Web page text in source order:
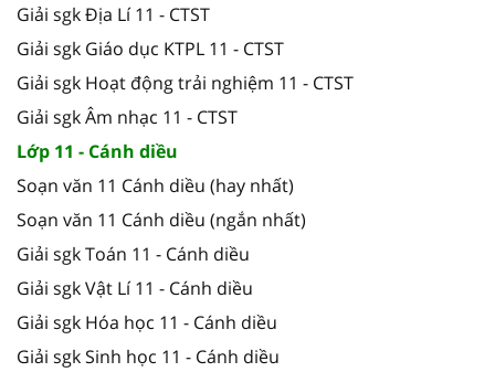
Giải sgk Địa Lí 11 - CTST
Giải sgk Giáo dục KTPL 11 - CTST
Giải sgk Hoạt động trải nghiệm 11 - CTST
Giải sgk Âm nhạc 11 - CTST
Lớp 11 - Cánh diều
Soạn văn 11 Cánh diều (hay nhất)
Soạn văn 11 Cánh diều (ngắn nhất)
Giải sgk Toán 11 - Cánh diều
Giải sgk Vật Lí 11 - Cánh diều
Giải sgk Hóa học 11 - Cánh diều
Giải sgk Sinh học 11 - Cánh diều